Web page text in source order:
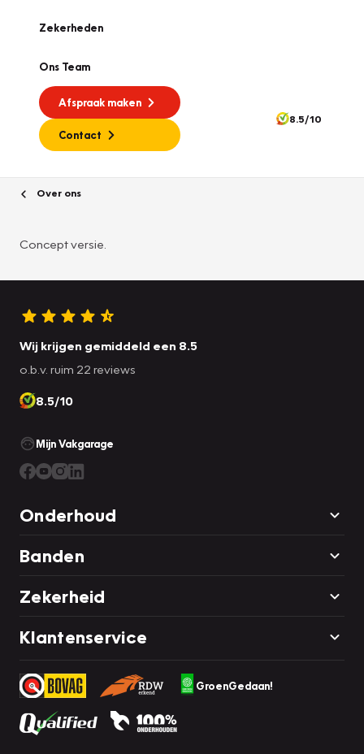
Zekerheden
Ons Team
Afspraak maken
Contact
8.5/10
Over ons
Concept versie.
Wij krijgen gemiddeld een 8.5
o.b.v. ruim 22 reviews
8.5/10
Mijn Vakgarage
Onderhoud
Banden
Zekerheid
Klantenservice
GroenGedaan!